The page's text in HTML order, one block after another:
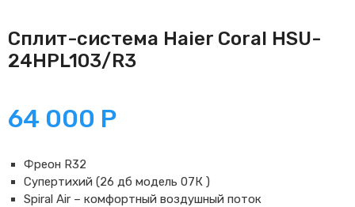
Сплит-система Haier Coral HSU-
24HPL103/R3
64 000 Р
Фреон R32
Супертихий (26 дб модель 07К )
Spiral Air – комфортный воздушный поток